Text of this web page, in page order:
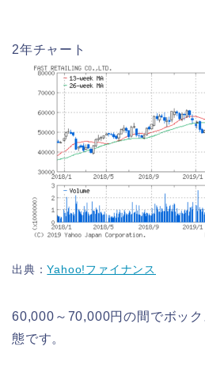
2年チャート
出典：Yahoo!ファイナンス
60,000～70,000円の間でボッ
態です。